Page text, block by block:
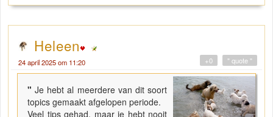
Heleen
24 april 2025 om 11:20 " quote "
+0
"Je hebt al meerdere van dit soort
topics gemaakt afgelopen periode.
Veel tips gehad, maar je hebt nooit